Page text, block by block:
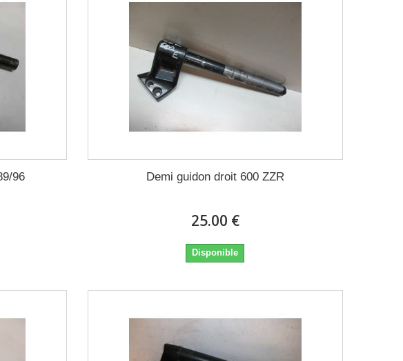
96 Demi guidon droit 600 ZZR
25.00 €
Disponible